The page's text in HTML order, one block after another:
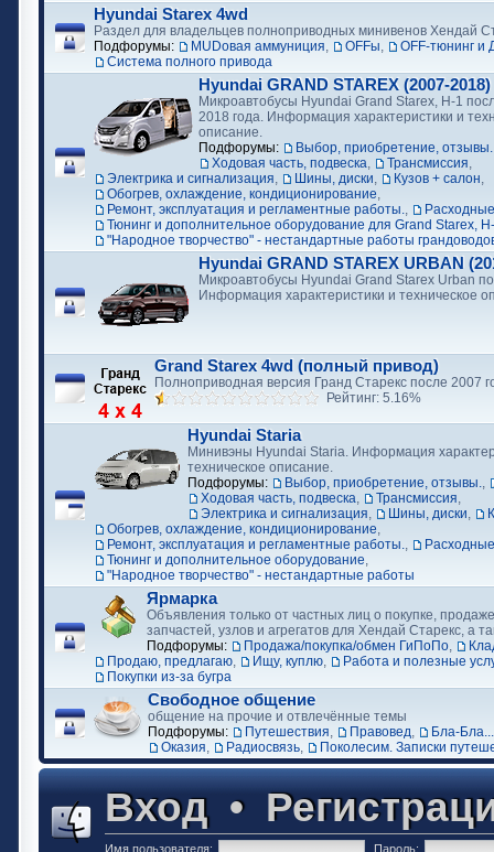
Hyundai Starex 4wd
Раздел для владельцев полноприводных минивенов Хендай
Подфорумы:
MUDовая аммуниция, OFFы,
OFF-тюнинг и
Cистема полного привода
Hyundai GRAND STAREX (2007-2018)
Микроавтобусы Hyundai Grand Starex, H-1
2018 года. Информация характеристики и
описание.
Подфорумы:
Выбор, приобретение, отзывы.
Ходовая часть, подвеска, Трансмиссия,
Электрика и сигнализация, Шины, диски, Кузов + салон,
Обогрев, охлаждение, кондиционирование,
Ремонт, эксплуатация и регламентные работы.,
Тюнинг и дополнительное оборудование для Grand Starex,
"Народное творчество" - нестандартные работы
Hyundai GRAND STAREX URBAN
Микроавтобусы Hyundai Grand Starex Urban
Информация характеристики и техническое
Grand Starex 4wd (полный привод)
Полноприводная версия Гранд Старекс после 2007
Рейтинг: 5.16%
Hyundai Staria
Минивэны Hyundai Staria. Информация
техническое описание.
Подфорумы:
Выбор, приобретение, отзывы.,
Ходовая часть, подвеска, Трансмиссия,
Электрика и сигнализация, Шины, диски,
Обогрев, охлаждение, кондиционирование,
Ремонт, эксплуатация и регламентные работы.,
Тюнинг и дополнительное оборудование,
"Народное творчество" - нестандартные работы
Ярмарка
Объявления только от частных лиц о покупке,
запчастей, узлов и агрегатов для Хендай Старекс, а
Подфорумы:
Продажа/покупка/обмен ГиПоПо,
Продаю, предлагаю, Ищу, куплю,
Работа и полезные
Покупки из-за бугра
Свободное общение
общение на прочие и отвлечённые темы
Подфорумы:
Путешествия, Правовед,
Бла-Бла...
Оказия, Радиосвязь, Поколесим. Записки
Вход•
Имя пользователя: Пароль: